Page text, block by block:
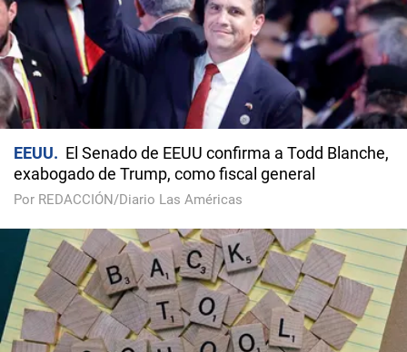
EEUU
El Senado de EEUU confirma a Todd Blanche,
exabogado de Trump, como fiscal general
Por REDACCIÓN/Diario Las Américas